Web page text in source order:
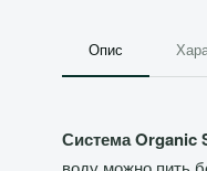
Опис
Система Organic